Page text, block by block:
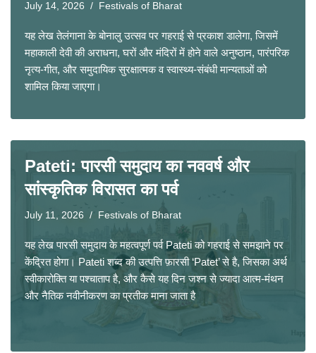
July 14, 2026 Festivals of Bharat
यह लेख तेलंगाना के बोनालु उत्सव पर गहराई से प्रकाश डालेगा, जिसमें
महाकाली देवी की अराधना, घरों और मंदिरों में होने वाले अनुष्ठान, पारंपरिक
नृत्य-गीत, और समुदायिक सुरक्षात्मक व स्वास्थ्य-संबंधी मान्यताओं को
शामिल किया जाएगा।
Pateti: पारसी समुदाय का नववर्ष और
सांस्कृतिक विरासत का पर्व
July 11, 2026 Festivals of Bharat
यह लेख पारसी समुदाय के महत्वपूर्ण पर्व Pateti को गहराई से समझाने पर
केंद्रित होगा। Pateti शब्द की उत्पत्ति फ़ारसी ‘Patet’ से है, जिसका अर्थ
स्वीकारोक्ति या पश्चाताप है, और कैसे यह दिन जश्न से ज्यादा आत्म‑मंथन
और नैतिक नवीनीकरण का प्रतीक माना जाता है